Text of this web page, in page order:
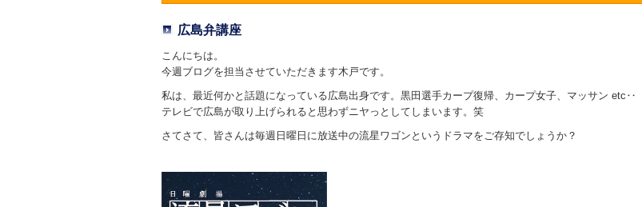
広島弁講座
こんにちは。
今週ブログを担当させていただきます木戸です。
私は、最近何かと話題になっている広島出身です。黒田選手カープ復帰、カープ女子、マッサン etc‥
テレビで広島が取り上げられると思わずニヤっとしてしまいます。笑
さてさて、皆さんは毎週日曜日に放送中の流星ワゴンというドラマをご存知でしょうか？